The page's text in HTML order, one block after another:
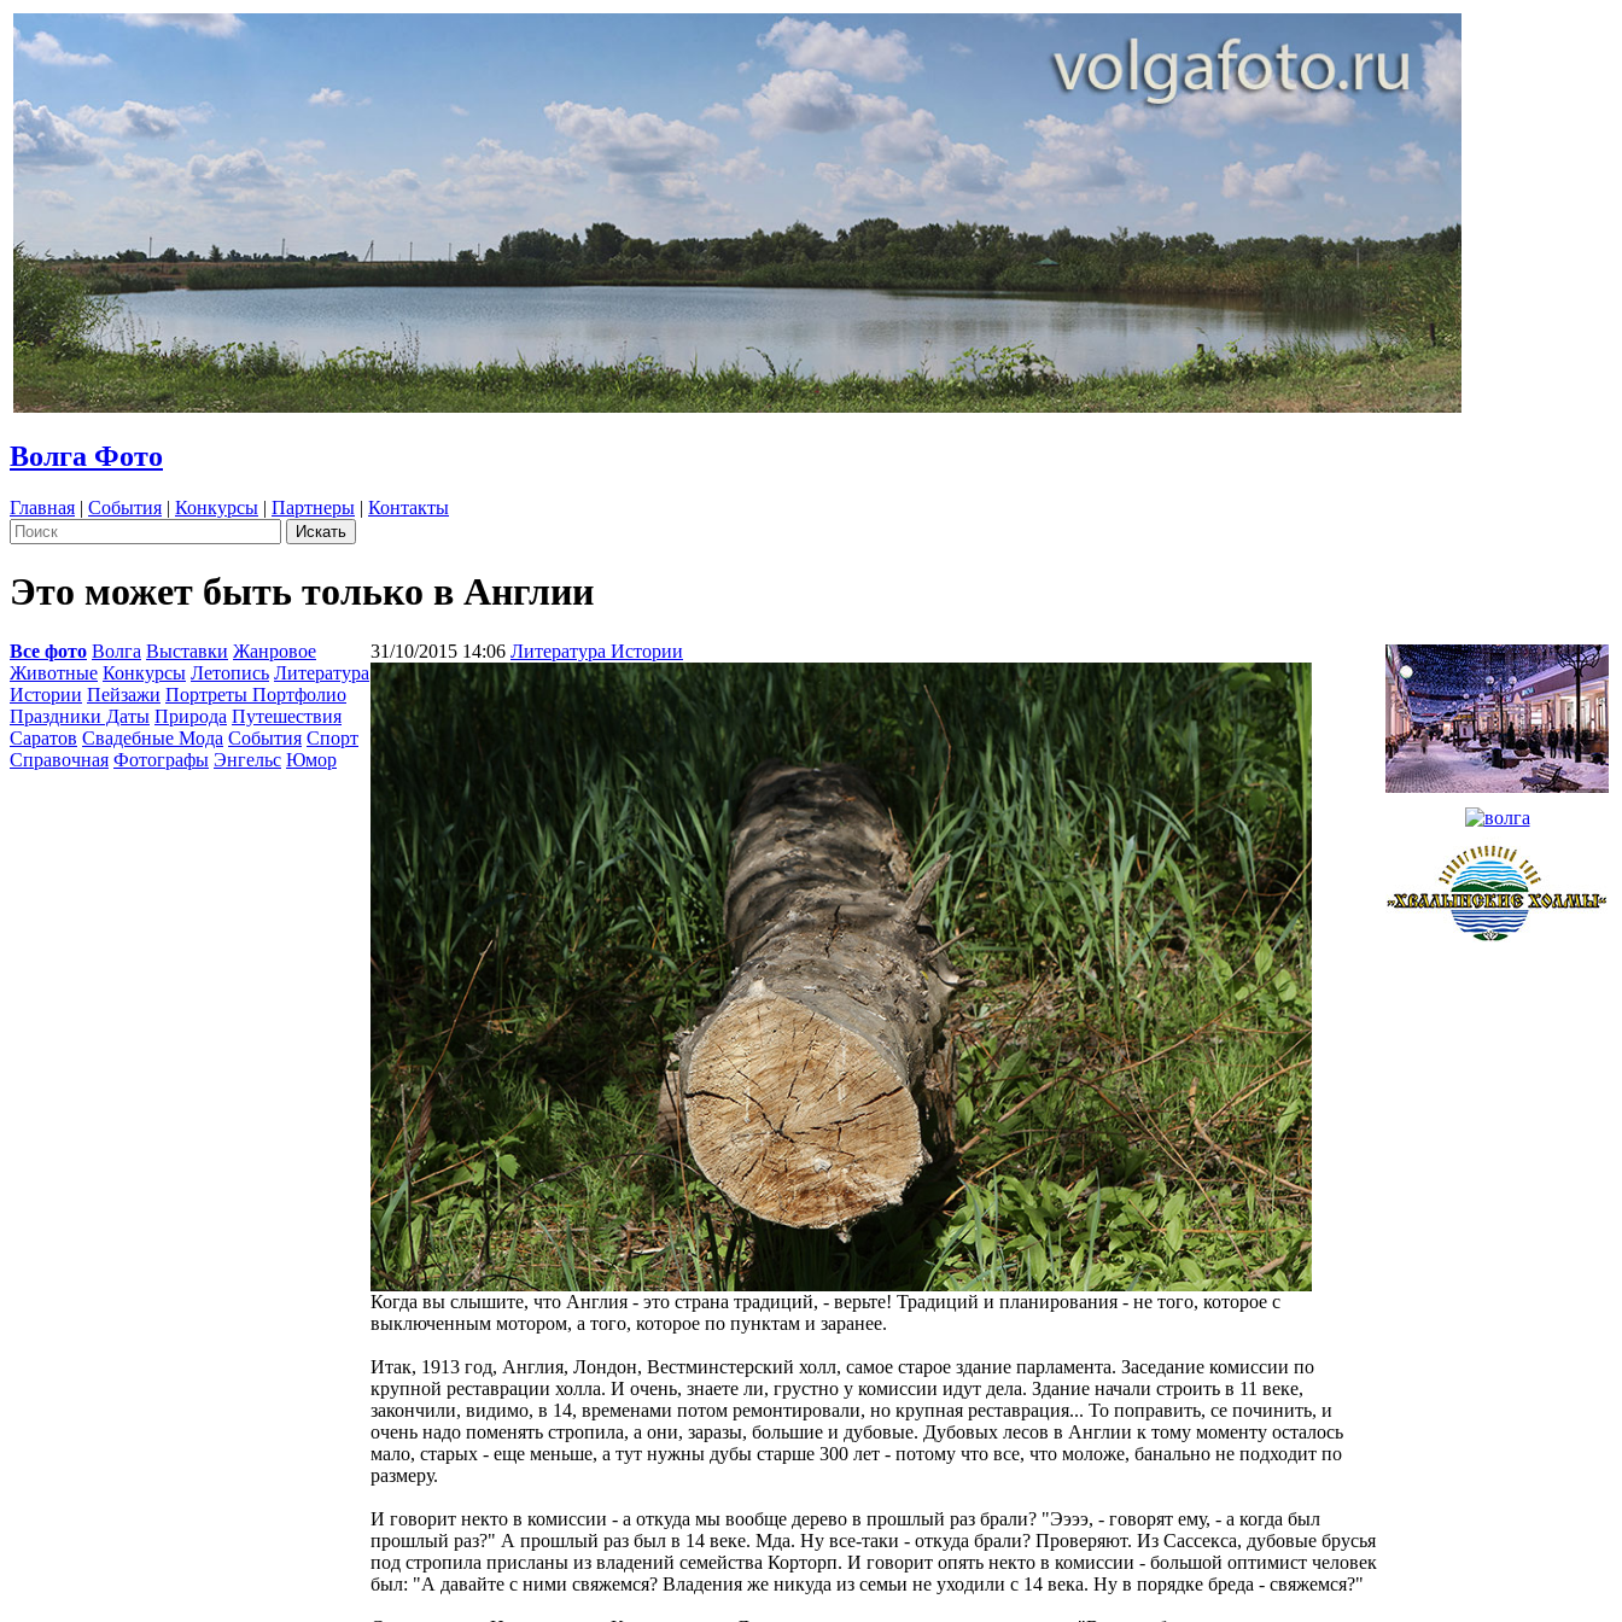
Волга Фото
Главная | События | Конкурсы | Партнеры | Контакты
Это может быть только в Англии
Все фото Волга Выставки Жанровое
Животные Конкурсы Летопись Литература
Истории Пейзажи Портреты Портфолио
Праздники Даты Природа Путешествия
Саратов Свадебные Мода События Спорт
Справочная Фотографы Энгельс Юмор
31/10/2015 14:06 Литература Истории
Когда вы слышите, что Англия - это страна традиций, - верьте! Традиций и планирования - не того, которое с
выключенным мотором, а того, которое по пунктам и заранее.
Итак, 1913 год, Англия, Лондон, Вестминстерский холл, самое старое здание парламента. Заседание комиссии по
крупной реставрации холла. И очень, знаете ли, грустно у комиссии идут дела. Здание начали строить в 11 веке,
закончили, видимо, в 14, временами потом ремонтировали, но крупная реставрация... То поправить, се починить, и
очень надо поменять стропила, а они, заразы, большие и дубовые. Дубовых лесов в Англии к тому моменту осталось
мало, старых - еще меньше, а тут нужны дубы старше 300 лет - потому что все, что моложе, банально не подходит по
размеру.
И говорит некто в комиссии - а откуда мы вообще дерево в прошлый раз брали? "Ээээ, - говорят ему, - а когда был
прошлый раз?" А прошлый раз был в 14 веке. Мда. Ну все-таки - откуда брали? Проверяют. Из Сассекса, дубовые брусья
под стропила присланы из владений семейства Корторп. И говорит опять некто в комиссии - большой оптимист человек
был: "А давайте с ними свяжемся? Владения же никуда из семьи не уходили с 14 века. Ну в порядке бреда - свяжемся?"